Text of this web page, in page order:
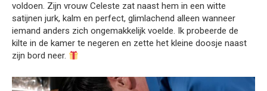
voldoen. Zijn vrouw Celeste zat naast hem in een witte
satijnen jurk, kalm en perfect, glimlachend alleen wanneer
iemand anders zich ongemakkelijk voelde. Ik probeerde de
kilte in de kamer te negeren en zette het kleine doosje naast
zijn bord neer.